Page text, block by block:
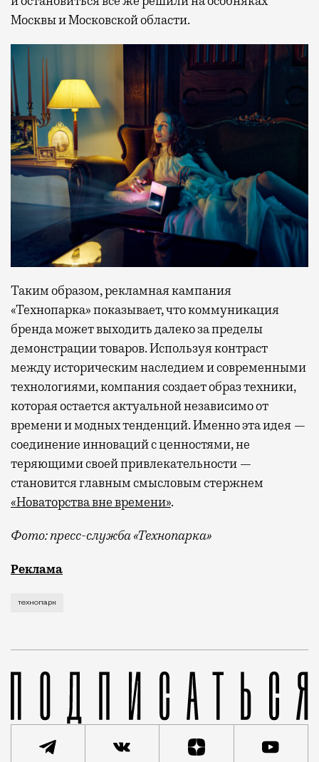
Москвы и Московской области.
Таким образом, рекламная кампания
«Технопарка» показывает, что коммуникация
бренда может выходить далеко за пределы
демонстрации товаров. Используя контраст
между историческим наследием и современными
технологиями, компания создает образ техники,
которая остается актуальной независимо от
времени и модных тенденций. Именно эта идея —
соединение инноваций с ценностями, не
теряющими своей привлекательности —
становится главным смысловым стержнем
«Новаторства вне времени».
Фото: пресс-служба «Технопарка»
Рекламные кампании техники редко выходят за
Реклама
технопарк